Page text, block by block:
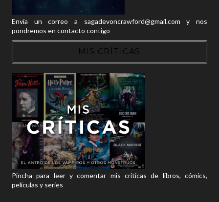
Envía un correo a sagadevoncrawford@gmail.com y nos
pondremos en contacto contigo
MIS CRÍTICAS
Pincha para leer y comentar mis críticas de libros, cómics,
películas y series